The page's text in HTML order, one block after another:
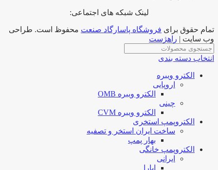
لینک شبکه های اجتماعی:
تمام حقوق برای فروشگاه پاسارگاد صنعت محفوظ است. طراحی
وب سایت | راهژست
انتخاب دسته بندی
الکترو ویبره
اروپایی
الکترو ویبره OMB
چینی
الکترو ویبره CVM
الکتروپمپ استخری
ساخت ایران استخر و تصفیه
بهار پمپ
الکتروپمپ خانگی
ایرانی
ابارا